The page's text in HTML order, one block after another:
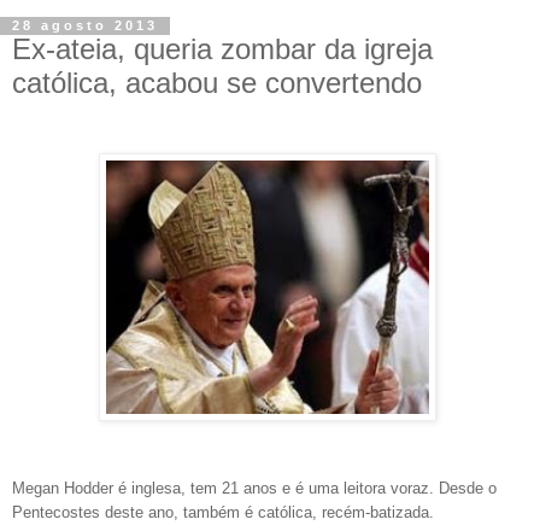
28 agosto 2013
Ex-ateia, queria zombar da igreja
católica, acabou se convertendo
Megan Hodder é inglesa, tem 21 anos e é uma leitora voraz. Desde o
Pentecostes deste ano, também é católica, recém-batizada.